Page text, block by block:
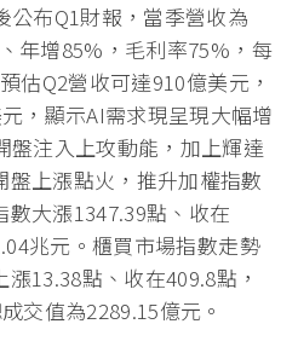
公布Q1財報，當季營收為
年增85%，毛利率75%，每
估Q2營收可達910億美元，
，顯示AI需求現呈現大幅增
盤注入上攻動能，加上輝達
上漲點火，推升加權指數
大漲1347.39點、收在
兆元。櫃買市場指數走勢
13.38點、收在409.8點，
交值為2289.15億元。